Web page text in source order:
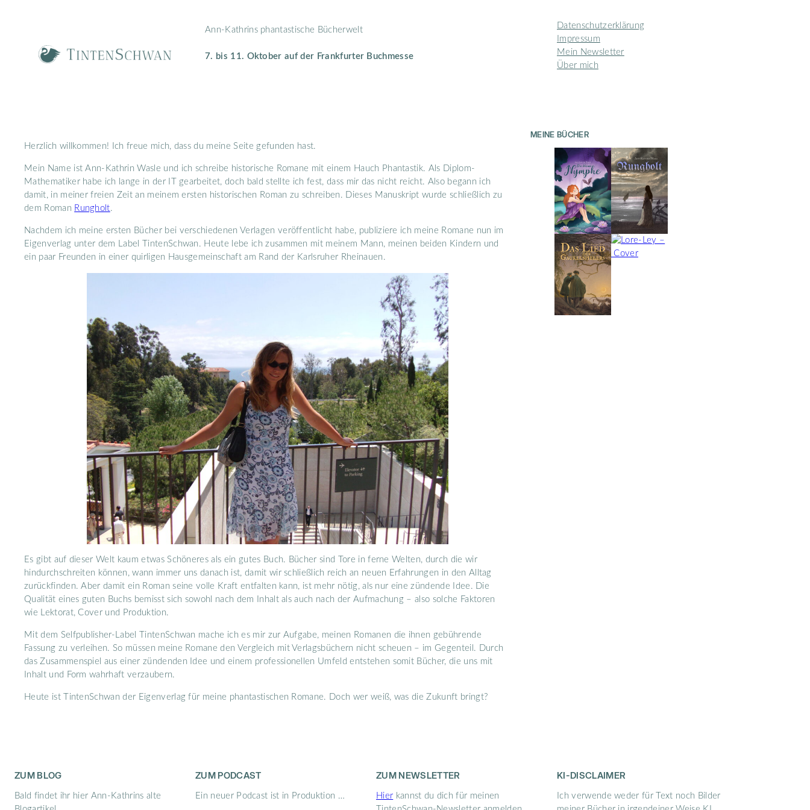
Ann-Kathrins phantastische Bücherwelt
7. bis 11. Oktober auf der Frankfurter Buchmesse
Datenschutzerklärung
Impressum
Mein Newsletter
Über mich
Herzlich willkommen! Ich freue mich, dass du meine Seite gefunden hast.
Mein Name ist Ann-Kathrin Wasle und ich schreibe historische Romane mit einem Hauch Phantastik. Als Diplom-
Mathematiker habe ich lange in der IT gearbeitet, doch bald stellte ich fest, dass mir das nicht reicht. Also begann ich
damit, in meiner freien Zeit an meinem ersten historischen Roman zu schreiben. Dieses Manuskript wurde schließlich zu
dem Roman Rungholt.
Nachdem ich meine ersten Bücher bei verschiedenen Verlagen veröffentlicht habe, publiziere ich meine Romane nun im
Eigenverlag unter dem Label TintenSchwan. Heute lebe ich zusammen mit meinem Mann, meinen beiden Kindern und
ein paar Freunden in einer quirligen Hausgemeinschaft am Rand der Karlsruher Rheinauen.
Es gibt auf dieser Welt kaum etwas Schöneres als ein gutes Buch. Bücher sind Tore in ferne Welten, durch die wir
hindurchschreiten können, wann immer uns danach ist, damit wir schließlich reich an neuen Erfahrungen in den Alltag
zurückfinden. Aber damit ein Roman seine volle Kraft entfalten kann, ist mehr nötig, als nur eine zündende Idee. Die
Qualität eines guten Buchs bemisst sich sowohl nach dem Inhalt als auch nach der Aufmachung – also solche Faktoren
wie Lektorat, Cover und Produktion.
Mit dem Selfpublisher-Label TintenSchwan mache ich es mir zur Aufgabe, meinen Romanen die ihnen gebührende
Fassung zu verleihen. So müssen meine Romane den Vergleich mit Verlagsbüchern nicht scheuen – im Gegenteil. Durch
das Zusammenspiel aus einer zündenden Idee und einem professionellen Umfeld entstehen somit Bücher, die uns mit
Inhalt und Form wahrhaft verzaubern.
Heute ist TintenSchwan der Eigenverlag für meine phantastischen Romane. Doch wer weiß, was die Zukunft bringt?
MEINE BÜCHER
ZUM BLOG
Bald findet ihr hier Ann-Kathrins alte
ZUM PODCAST
Ein neuer Podcast ist in Produktion …
ZUM NEWSLETTER
Hier kannst du dich für meinen
KI-DISCLAIMER
Ich verwende weder für Text noch Bilder